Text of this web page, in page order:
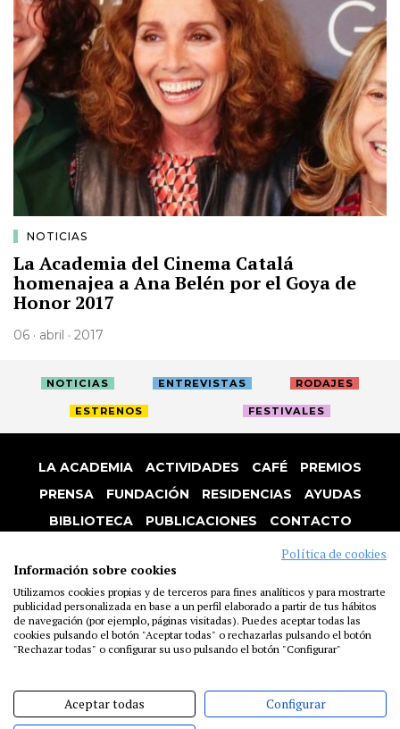
NOTICIAS
La Academia del Cinema Catalá
homenajea a Ana Belén por el Goya de
Honor 2017
06 · abril · 2017
NOTICIAS ENTREVISTAS RODAJES
ESTRENOS FESTIVALES
LA ACADEMIA ACTIVIDADES CAFÉ
PREMIOS
PRENSA
FUNDACIÓN RESIDENCIAS
AYUDAS
BIBLIOTECA
PUBLICACIONES
CONTACTO
COOKIES
Política de cookies
Información sobre cookies
Utilizamos cookies propias y de terceros para fines analíticos y para mostrarte
publicidad personalizada en base a un perfil elaborado a partir de tus hábitos
de navegación (por ejemplo, páginas visitadas). Puedes aceptar todas las
cookies pulsando el botón "Aceptar todas" o rechazarlas pulsando el botón
"Rechazar todas" o configurar su uso pulsando el botón "Configurar"
Aceptar todas Configurar